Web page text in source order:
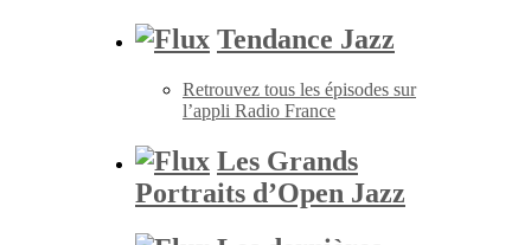
Tendance Jazz
Retrouvez tous les épisodes sur
l’appli Radio France
Les Grands
Portraits d’Open Jazz